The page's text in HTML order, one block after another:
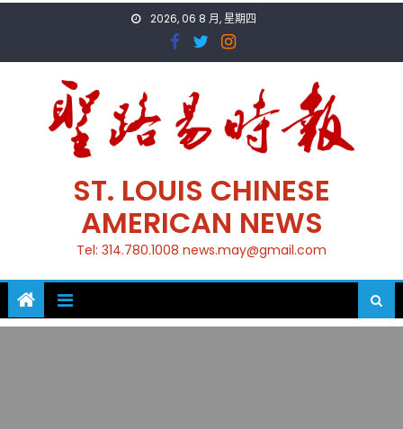
2026, 06 8 月, 星期四
ST. LOUIS CHINESE
AMERICAN NEWS
Tel: 314.780.1008 news.may@gmail.com